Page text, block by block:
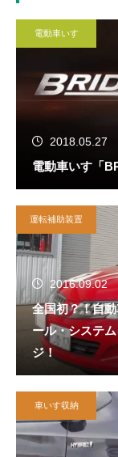
電動車いす
2018.05.27
電動車いす「
運転補助装置
2016.09.02
全国初？！自
ール・システ
ジ！
車いす収納